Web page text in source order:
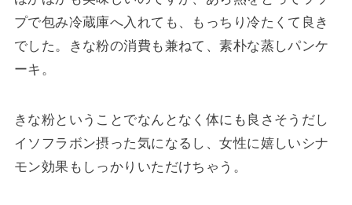
プで包み冷蔵庫へ入れても、もっちり冷たくて良き
でした。きな粉の消費も兼ねて、素朴な蒸しパンケ
ーキ。
きな粉ということでなんとなく体にも良さそうだし
イソフラボン摂った気になるし、女性に嬉しいシナ
モン効果もしっかりいただけちゃう。